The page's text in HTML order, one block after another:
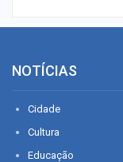
NOTÍCIAS
Cidade
Cultura
Educação